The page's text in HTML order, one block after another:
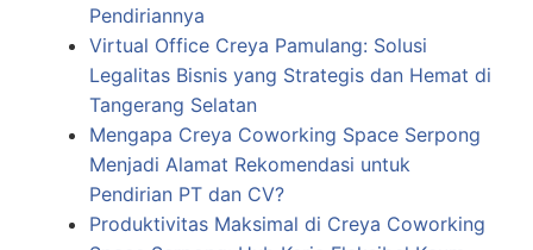
Pendiriannya
Virtual Office Creya Pamulang: Solusi
Legalitas Bisnis yang Strategis dan Hemat di
Tangerang Selatan
Mengapa Creya Coworking Space Serpong
Menjadi Alamat Rekomendasi untuk
Pendirian PT dan CV?
Produktivitas Maksimal di Creya Coworking